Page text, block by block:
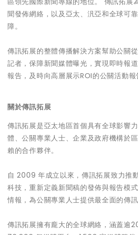
聞發佈網絡，以及亞太、汎亞和全球可
障。
傳訊拓展的整體傳播解決方案幫助公關
記者，保障新聞媒體曝光，實現即時報
報告，及時向高層展示ROI的公關活動報
關於傳訊拓展
傳訊拓展是亞太地區首個具有全球影響
體、公關專業人士、企業及政府機構於
賴的合作夥伴。
自 2009 年成立以來，傳訊拓展致力推
科技，重新定義新聞稿的發佈與報告模
情報，為公關專業人士提供最全面的傳訊
傳訊拓展擁有龐大的全球網絡，涵蓋逾